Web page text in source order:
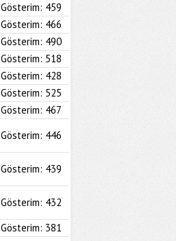
Gösterim: 459
Gösterim: 466
Gösterim: 490
Gösterim: 518
Gösterim: 428
Gösterim: 525
Gösterim: 467
Gösterim: 446
Gösterim: 439
Gösterim: 432
Gösterim: 381